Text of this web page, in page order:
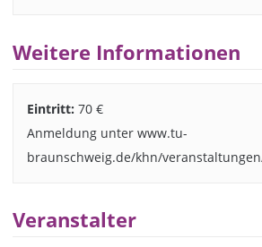
Weitere Informationen
Eintritt: 70 €
Anmeldung unter www.tu-
braunschweig.de/khn/
Veranstalter